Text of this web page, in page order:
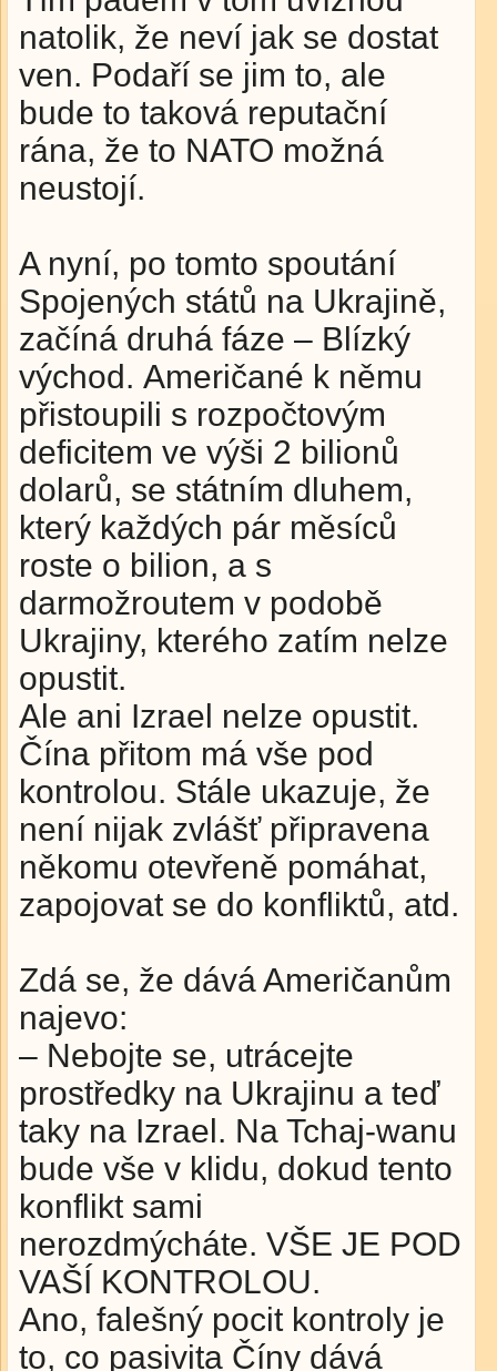
natolik, že neví jak se dostat
ven. Podaří se jim to, ale
bude to taková reputační
rána, že to NATO možná
neustojí.
A nyní, po tomto spoutání
Spojených států na Ukrajině,
začíná druhá fáze – Blízký
východ. Američané k němu
přistoupili s rozpočtovým
deficitem ve výši 2 bilionů
dolarů, se státním dluhem,
který každých pár měsíců
roste o bilion, a s
darmožroutem v podobě
Ukrajiny, kterého zatím nelze
opustit.
Ale ani Izrael nelze opustit.
Čína přitom má vše pod
kontrolou. Stále ukazuje, že
není nijak zvlášť připravena
někomu otevřeně pomáhat,
zapojovat se do konfliktů, atd.
Zdá se, že dává Američanům
najevo:
– Nebojte se, utrácejte
prostředky na Ukrajinu a teď
taky na Izrael. Na Tchaj-wanu
bude vše v klidu, dokud tento
konflikt sami
nerozdmýcháte. VŠE JE POD
VAŠÍ KONTROLOU.
Ano, falešný pocit kontroly je
to, co pasivita Číny dává